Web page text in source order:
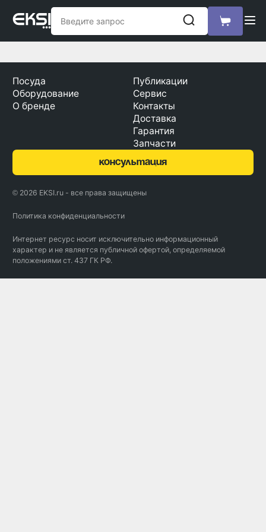
Посуда
Оборудование
О бренде
Публикации
Сервис
Контакты
Доставка
Гарантия
Запчасти
консультация
© 2026 EKSI.ru - все права защищены
Политика конфиденциальности
Интернет ресурс носит исключительно информационный
характер и не является публичной офертой, определяемой
положениями ст. 437 ГК РФ.